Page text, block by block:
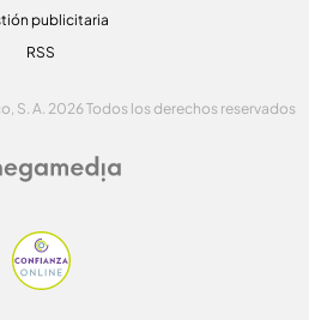
publicitaria
RSS
S. A. 2026 Todos los derechos reservados